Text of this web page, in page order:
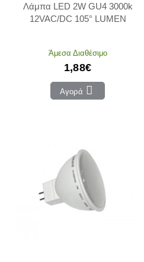
Λάμπα LED 2W GU4 3000k
12VAC/DC 105° LUMEN
Άμεσα Διαθέσιμο
1,88€
Αγορά